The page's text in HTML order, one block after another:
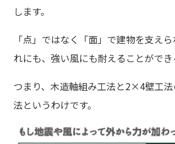
します。
「点」ではなく「面」で建物を支え
れにも、強い風にも耐えることができ
つまり、木造軸組み工法と2×4壁工
法というわけです。